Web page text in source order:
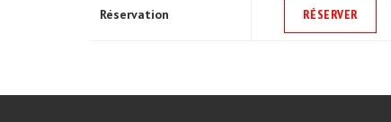
Réservation RÉSERVER